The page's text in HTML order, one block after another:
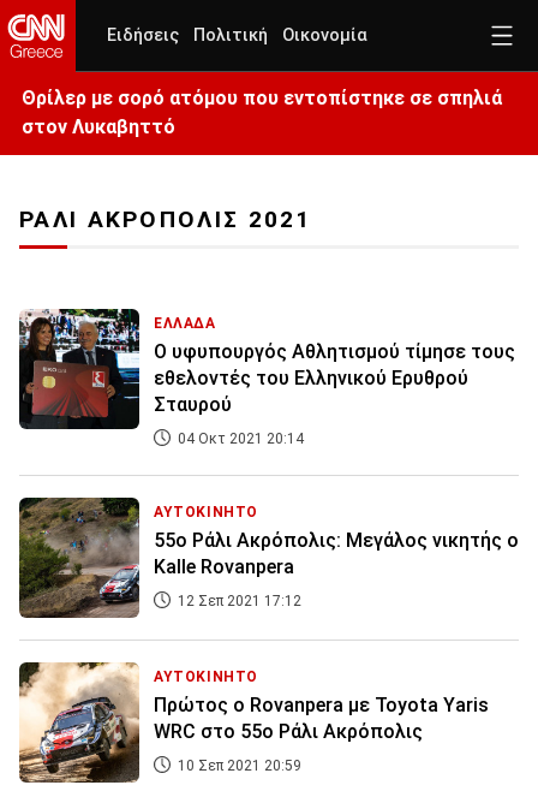
Ειδήσεις Πολιτική Οικονομία
Θρίλερ με σορό ατόμου που εντοπίστηκε σε σπηλιά
στον Λυκαβηττό
ΡΑΛΙ ΑΚΡΟΠΟΛΙΣ 2021
ΕΛΛΑΔΑ
Ο υφυπουργός Αθλητισμού τίμησε τους
εθελοντές του Ελληνικού Ερυθρού
Σταυρού
04 Οκτ 2021 20:14
ΑΥΤΟΚΙΝΗΤΟ
55o Ράλι Ακρόπολις: Μεγάλος νικητής ο
Kalle Rovanpera
12 Σεπ 2021 17:12
ΑΥΤΟΚΙΝΗΤΟ
Πρώτος ο Rovanpera με Toyota Yaris
WRC στο 55ο Ράλι Ακρόπολις
10 Σεπ 2021 20:59